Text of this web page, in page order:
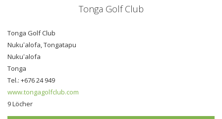
Tonga Golf Club
Tonga Golf Club
Nukuʻalofa, Tongatapu
Nukuʻalofa
Tonga
Tel.: +676 24 949
www.tongagolfclub.com
9 Löcher